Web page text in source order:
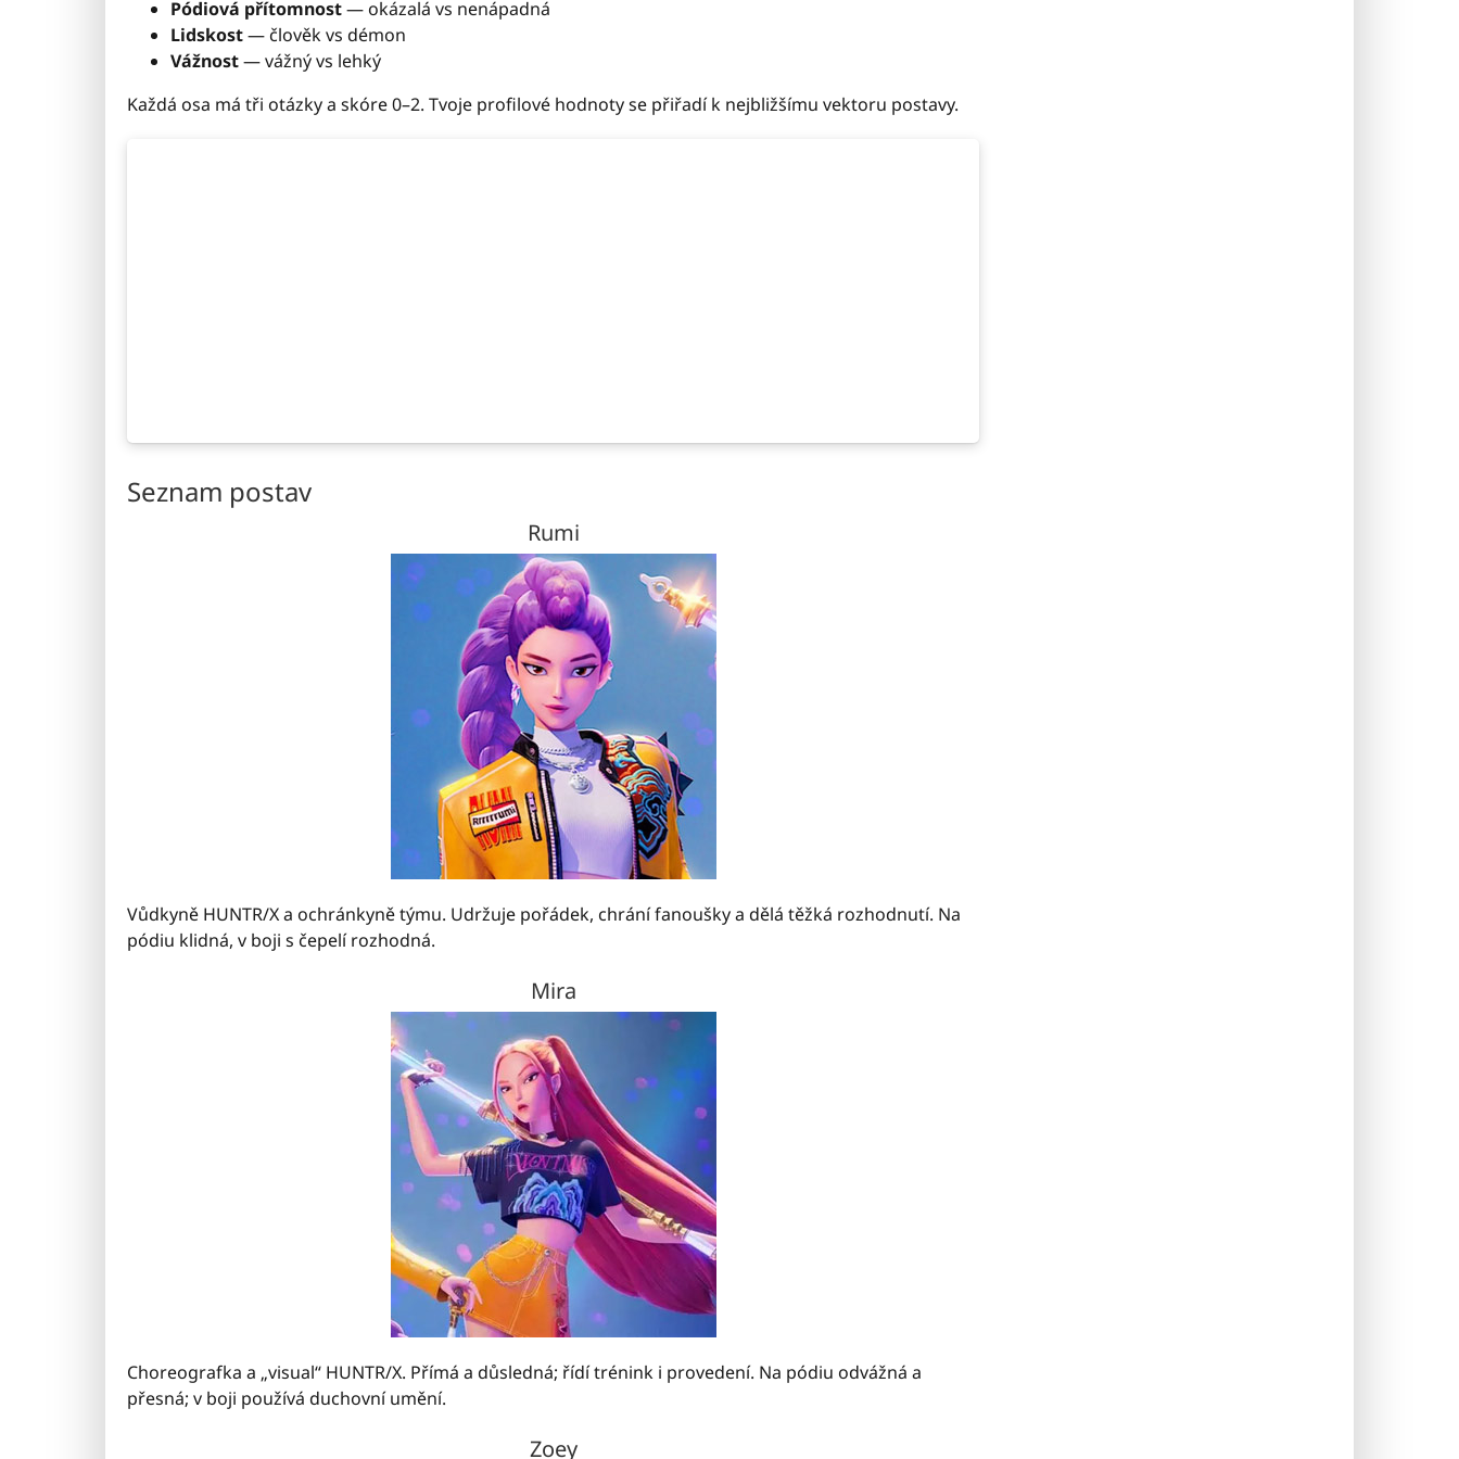
Pódiová přítomnost— okázalá vs nenápadná
Lidskost— člověk vs démon
Vážnost— vážný vs lehký
Každá osa má tři otázky a skóre 0–2. Tvoje profilové hodnoty se přiřadí k nejbližšímu vektoru postavy.
Seznam postav
Rumi
Vůdkyně HUNTR/X a ochránkyně týmu. Udržuje pořádek, chrání fanoušky a dělá těžká rozhodnutí. Na
pódiu klidná, v boji s čepelí rozhodná.
Mira
Choreografka a „visual“ HUNTR/X. Přímá a důsledná; řídí trénink i provedení. Na pódiu odvážná a
přesná; v boji používá duchovní umění.
Zoey